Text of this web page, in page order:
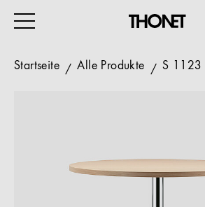
VERANSTALTUNG
GASTRO & HOTEL
Startseite Alle Produkte S 1123